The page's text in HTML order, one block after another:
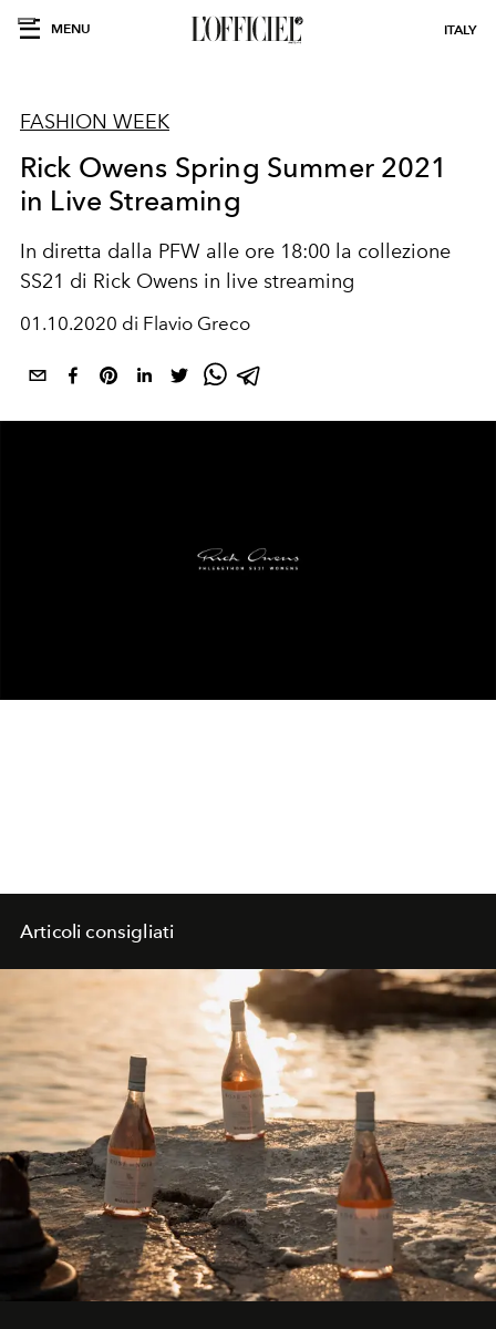
MENU ITALY
FASHION WEEK
Rick Owens Spring Summer 2021
in Live Streaming
In diretta dalla PFW alle ore 18:00 la collezione
SS21 di Rick Owens in live streaming
01.10.2020 di Flavio Greco
Articoli consigliati